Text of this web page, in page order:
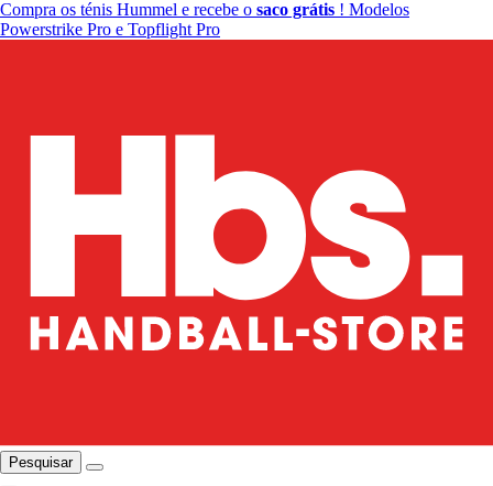
Compra os ténis Hummel e recebe o saco grátis ! Modelos
Powerstrike Pro e Topflight Pro
Pesquisar